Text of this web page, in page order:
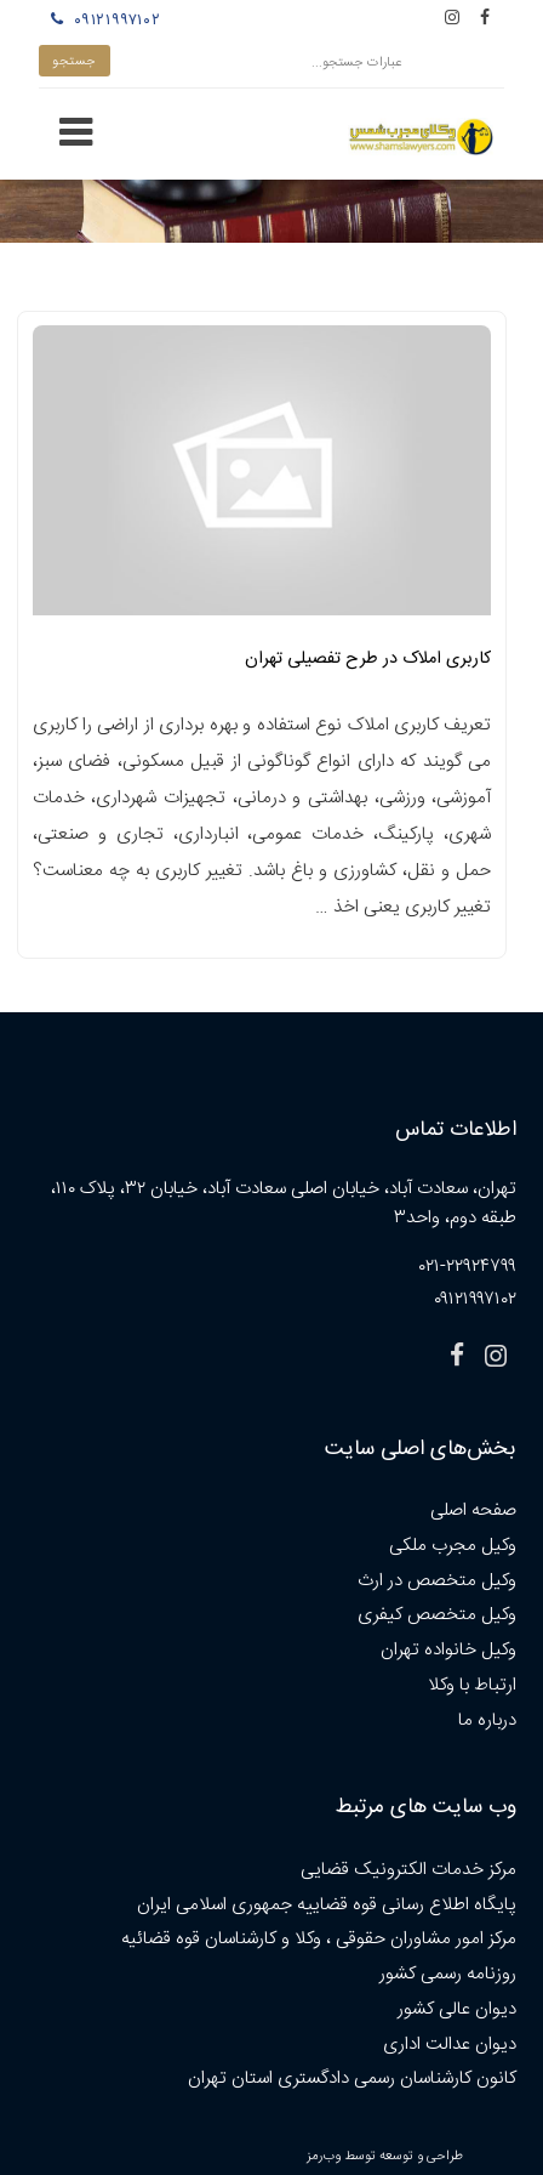
۰۹۱۲۱۹۹۷۱۰۲
کاربری املاک در طرح تفصیلی تهران
تعریف کاربری املاک نوع استفاده و بهره برداری از اراضی را کاربری
می گویند که دارای انواع گوناگونی از قبیل مسکونی، فضای سبز،
آموزشی، ورزشی، بهداشتی و درمانی، تجهیزات شهرداری، خدمات
شهری، پارکینگ، خدمات عمومی، انبارداری، تجاری و صنعتی،
حمل و نقل، کشاورزی و باغ باشد. تغییر کاربری به چه معناست؟
تغییر کاربری یعنی اخذ …
اطلاعات تماس
تهران، سعادت آباد، خیابان اصلی سعادت آباد، خیابان ۳۲، پلاک ۱۱۰،
طبقه دوم، واحد۳
۰۲۱-۲۲۹۲۴۷۹۹
۰۹۱۲۱۹۹۷۱۰۲
بخش‌های اصلی سایت
صفحه اصلی
وکیل مجرب ملکی
وکیل متخصص در ارث
وکیل متخصص کیفری
وکیل خانواده تهران
ارتباط با وکلا
درباره ما
وب سایت های مرتبط
مرکز خدمات الکترونیک قضایی
پایگاه اطلاع رسانی قوه قضاییه جمهوری اسلامی ایران
مرکز امور مشاوران حقوقی ، وکلا و کارشناسان قوه قضائیه
روزنامه رسمی کشور
دیوان عالی کشور
دیوان عدالت اداری
کانون کارشناسان رسمی دادگستری استان تهران
طراحی و توسعه توسط وب‌رمز